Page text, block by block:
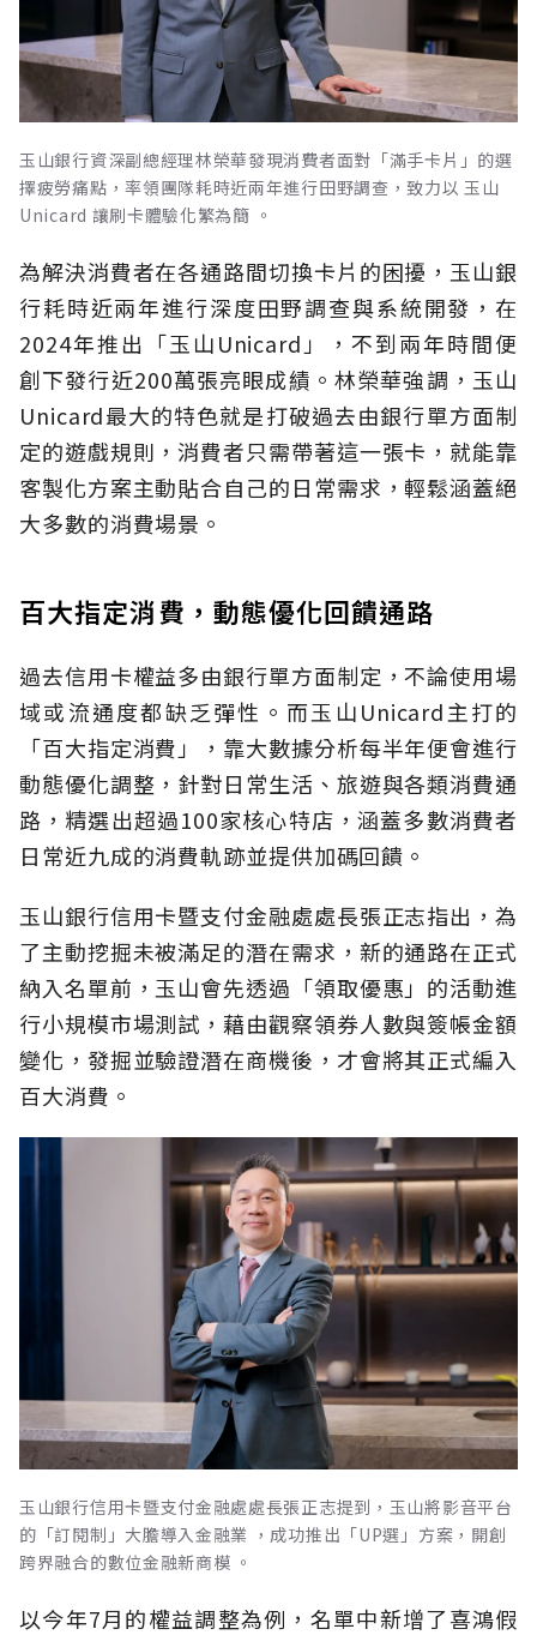
玉山銀行資深副總經理林榮華發現消費者面對「滿手卡片」的選
擇疲勞痛點，率領團隊耗時近兩年進行田野調查，致力以 玉山
Unicard 讓刷卡體驗化繁為簡 。
為解決消費者在各通路間切換卡片的困擾，玉山銀
行耗時近兩年進行深度田野調查與系統開發，在
2024年推出「玉山Unicard」，不到兩年時間便
創下發行近200萬張亮眼成績。林榮華強調，玉山
Unicard最大的特色就是打破過去由銀行單方面制
定的遊戲規則，消費者只需帶著這一張卡，就能靠
客製化方案主動貼合自己的日常需求，輕鬆涵蓋絕
大多數的消費場景。
百大指定消費，動態優化回饋通路
過去信用卡權益多由銀行單方面制定，不論使用場
域或流通度都缺乏彈性。而玉山Unicard主打的
「百大指定消費」，靠大數據分析每半年便會進行
動態優化調整，針對日常生活、旅遊與各類消費通
路，精選出超過100家核心特店，涵蓋多數消費者
日常近九成的消費軌跡並提供加碼回饋。
玉山銀行信用卡暨支付金融處處長張正志指出，為
了主動挖掘未被滿足的潛在需求，新的通路在正式
納入名單前，玉山會先透過「領取優惠」的活動進
行小規模市場測試，藉由觀察領券人數與簽帳金額
變化，發掘並驗證潛在商機後，才會將其正式編入
百大消費。
玉山銀行信用卡暨支付金融處處長張正志提到，玉山將影音平台
的「訂閱制」大膽導入金融業 ，成功推出「UP選」方案，開創
跨界融合的數位金融新商模 。
以今年7月的權益調整為例，名單中新增了喜鴻假